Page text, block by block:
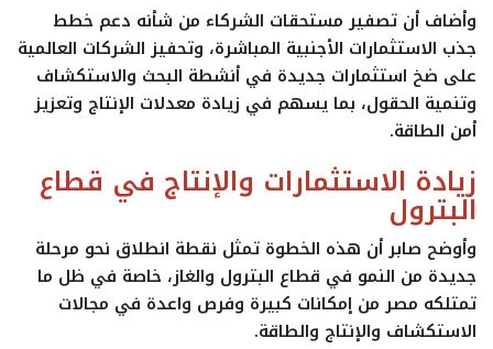
وأضاف أن تصفير مستحقات الشركاء من شأنه دعم خطط
جذب الاستثمارات الأجنبية المباشرة، وتحفيز الشركات العالمية
على ضخ استثمارات جديدة في أنشطة البحث والاستكشاف
وتنمية الحقول، بما يسهم في زيادة معدلات الإنتاج وتعزيز
أمن الطاقة.
زيادة الاستثمارات والإنتاج في قطاع
البترول
وأوضح صابر أن هذه الخطوة تمثل نقطة انطلاق نحو مرحلة
جديدة من النمو في قطاع البترول والغاز، خاصة في ظل ما
تمتلكه مصر من إمكانات كبيرة وفرص واعدة في مجالات
الاستكشاف والإنتاج والطاقة.